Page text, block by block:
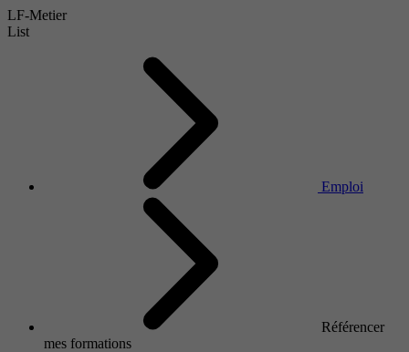
LF-Metier
List
Emploi
Référencer
mes formations